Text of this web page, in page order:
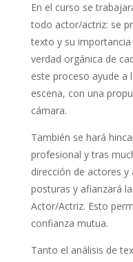
En el curso se
todo actor/actriz: se
texto y su
verdad orgánica de
este proceso ayude a
escena, con una
cámara.
También se hará
profesional y tras
dirección de actores y
posturas y afianzará
Actor/Actriz. Esto
confianza mutua.
Tanto el análisis de